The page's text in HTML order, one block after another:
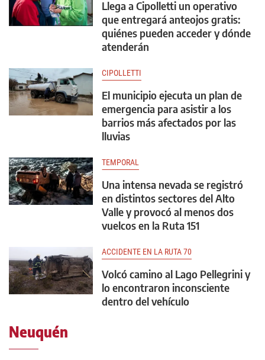
Llega a Cipolletti un operativo
que entregará anteojos gratis:
quiénes pueden acceder y dónde
atenderán
CIPOLLETTI
El municipio ejecuta un plan de
emergencia para asistir a los
barrios más afectados por las
lluvias
TEMPORAL
Una intensa nevada se registró
en distintos sectores del Alto
Valle y provocó al menos dos
vuelcos en la Ruta 151
ACCIDENTE EN LA RUTA 70
Volcó camino al Lago Pellegrini y
lo encontraron inconsciente
dentro del vehículo
Neuquén